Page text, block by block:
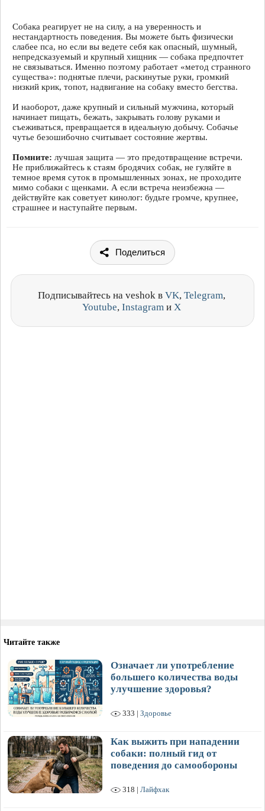
Собака реагирует не на силу, а на уверенность и
нестандартность поведения. Вы можете быть физически
слабее пса, но если вы ведете себя как опасный, шумный,
непредсказуемый и крупный хищник — собака предпочтет
не связываться. Именно поэтому работает «метод странного
существа»: поднятые плечи, раскинутые руки, громкий
низкий крик, топот, надвигание на собаку вместо бегства.
И наоборот, даже крупный и сильный мужчина, который
начинает пищать, бежать, закрывать голову руками и
съеживаться, превращается в идеальную добычу. Собачье
чутье безошибочно считывает состояние жертвы.
Помните: лучшая защита — это предотвращение встречи.
Не приближайтесь к стаям бродячих собак, не гуляйте в
темное время суток в промышленных зонах, не проходите
мимо собаки с щенками. А если встреча неизбежна —
действуйте как советует кинолог: будьте громче, крупнее,
страшнее и наступайте первым.
Поделиться
Подписывайтесь на veshok в VK, Telegram,
Youtube, Instagram и X
Читайте также
Означает ли употребление
большего количества воды
улучшение здоровья?
333 | Здоровье
Как выжить при нападении
собаки: полный гид от
поведения до самообороны
318 | Лайфхак